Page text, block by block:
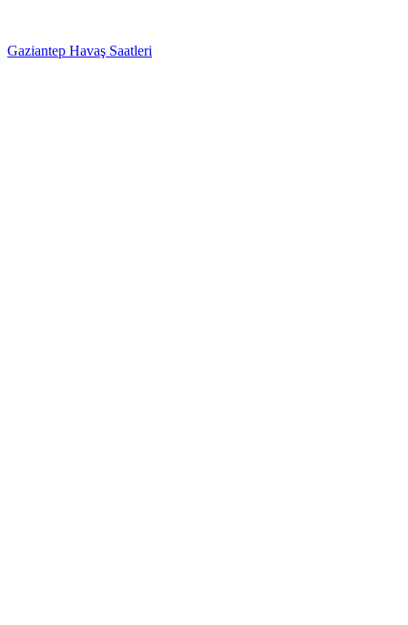
Gaziantep Havaş Saatleri